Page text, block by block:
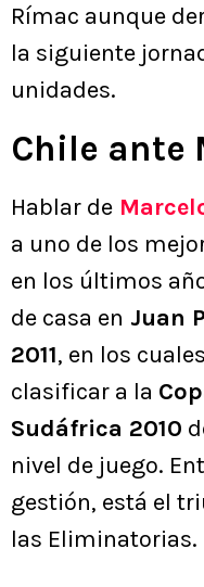
Rímac aunque
la siguiente
unidades.
Chile ante
Hablar de
a uno de los
en los últimos
de casa en Juan
2011, en los
clasificar a la
Sudáfrica 2010
nivel de juego.
gestión, está el
las Eliminatorias.